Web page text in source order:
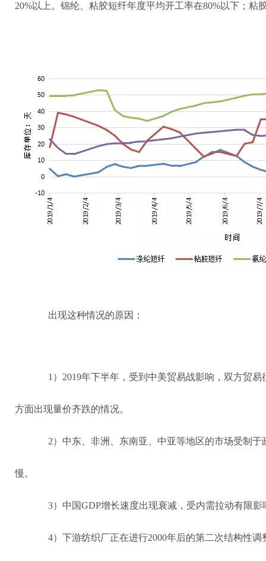
20%以上。锦纶、粘胶短纤年度平均开工率在80%以下；粘
出现这种情况的原因：
1）2019年下半年，受到中美贸易战影响，双方贸
方面出现量价齐跌的情况。
2）中东、非洲、东南亚、中亚等地区的市场受制
慢。
3）中国GDP增长速度出现衰减，受内需拉动有限
4）下游纺织厂正在进行2000年后的第二次结构性